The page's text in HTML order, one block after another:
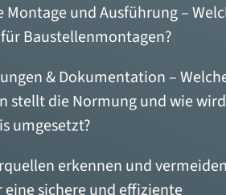
und Ausführung –
Baustellenmontagen?
& Dokumentation –
stellt die Normung und wie wird
umgesetzt?
erkennen und
eine sichere und effiziente